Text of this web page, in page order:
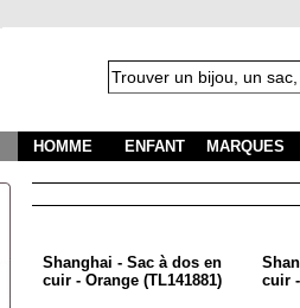
HOMME ENFANT MARQUES
Shanghai - Sac à dos en
cuir - Orange (TL141881)
cuir